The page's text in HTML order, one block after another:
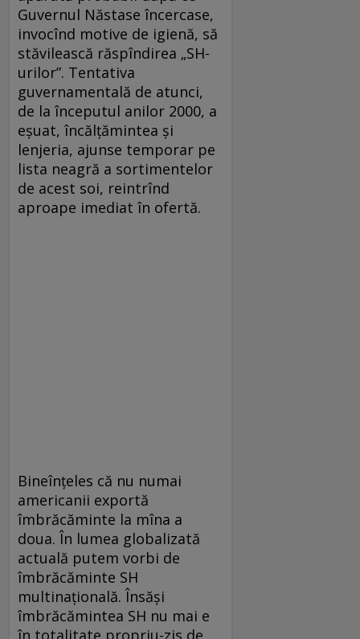
Guvernul Năstase încercase,
invocînd motive de igienă, să
stăvilească răspîndirea „SH-
urilor”. Tentativa
guvernamentală de atunci,
de la începutul anilor 2000, a
eşuat, încălţămintea şi
lenjeria, ajunse temporar pe
lista neagră a sortimentelor
de acest soi, reintrînd
aproape imediat în ofertă.
Bineînţeles că nu numai
americanii exportă
îmbrăcăminte la mîna a
doua. În lumea globalizată
actuală putem vorbi de
îmbrăcăminte SH
multinaţională. Însăşi
îmbrăcămintea SH nu mai e